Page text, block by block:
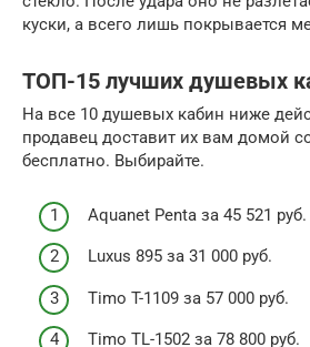
куски, а всего лишь покрывается
ТОП-15 лучших душевых
На все 10 душевых кабин ниже
продавец доставит их вам домой
бесплатно. Выбирайте.
Aquanet Penta за 45 521 руб.
Luxus 895 за 31 000 руб.
Timo T-1109 за 57 000 руб.
Timo TL-1502 за 78 800 руб.